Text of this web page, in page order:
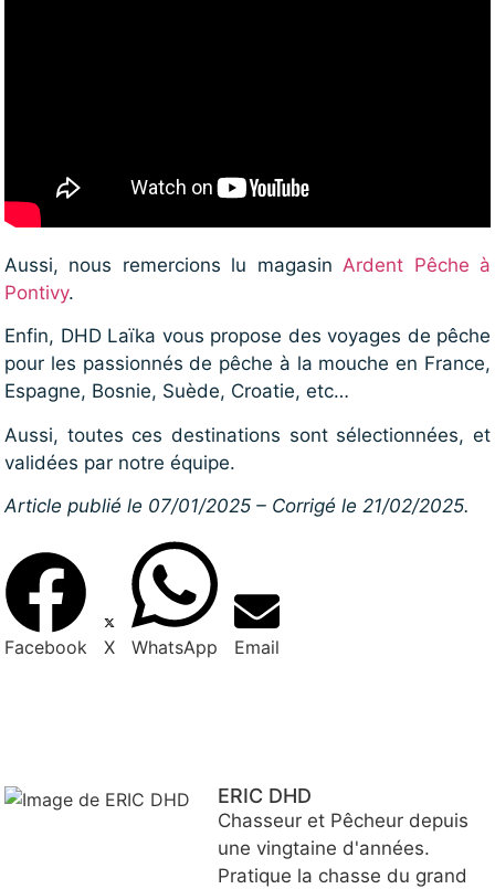
Aussi, nous remercions lu magasin Ardent Pêche à
Pontivy.
Enfin, DHD Laïka vous propose des voyages de pêche
pour les passionnés de pêche à la mouche en France,
Espagne, Bosnie, Suède, Croatie, etc…
Aussi, toutes ces destinations sont sélectionnées, et
validées par notre équipe.
Article publié le 07/01/2025 – Corrigé le 21/02/2025.
Facebook X WhatsApp Email
ERIC DHD
Chasseur et Pêcheur depuis
une vingtaine d'années.
Pratique la chasse du grand